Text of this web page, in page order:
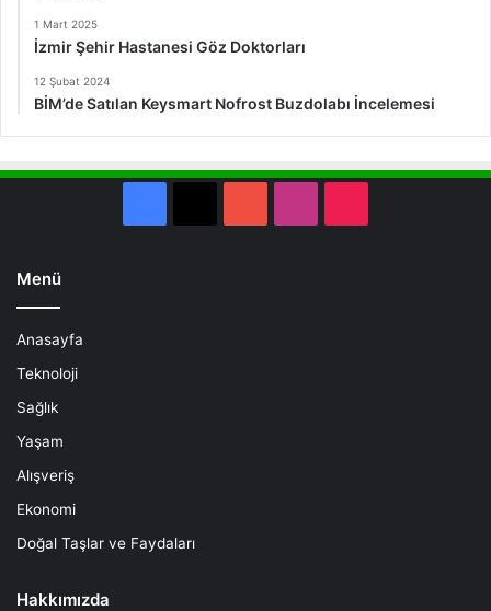
1 Mart 2025
İzmir Şehir Hastanesi Göz Doktorları
12 Şubat 2024
BİM’de Satılan Keysmart Nofrost Buzdolabı İncelemesi
Menü
Anasayfa
Teknoloji
Sağlık
Yaşam
Alışveriş
Ekonomi
Doğal Taşlar ve Faydaları
Hakkımızda